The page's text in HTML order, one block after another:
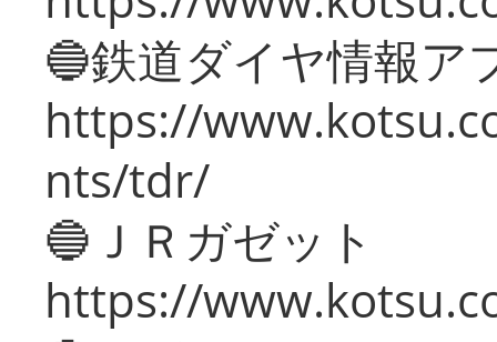
🔵鉄道ダイヤ情報ア
https://
nts/tdr/
🔵ＪＲガゼット
https://